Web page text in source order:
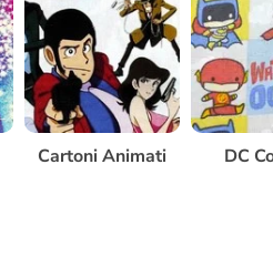
Cartoni Animati DC